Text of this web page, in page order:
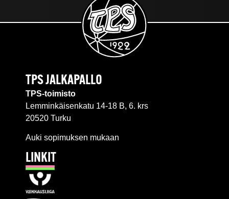
TPS JALKAPALLO
TPS-toimisto
Lemminkäisenkatu 14-18 B, 6. krs
20520 Turku
Auki sopimuksen mukaan
LINKIT